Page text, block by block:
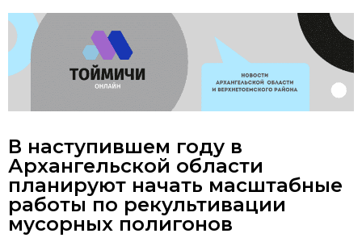
В наступившем году в
Архангельской области
планируют начать масштабные
работы по рекультивации
мусорных полигонов